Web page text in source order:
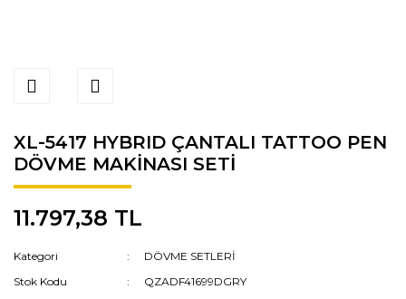
XL-5417 HYBRID ÇANTALI TATTOO PEN
DÖVME MAKİNASI SETİ
11.797,38 TL
Kategori
DÖVME SETLERİ
Stok Kodu
QZADF41699DGRY